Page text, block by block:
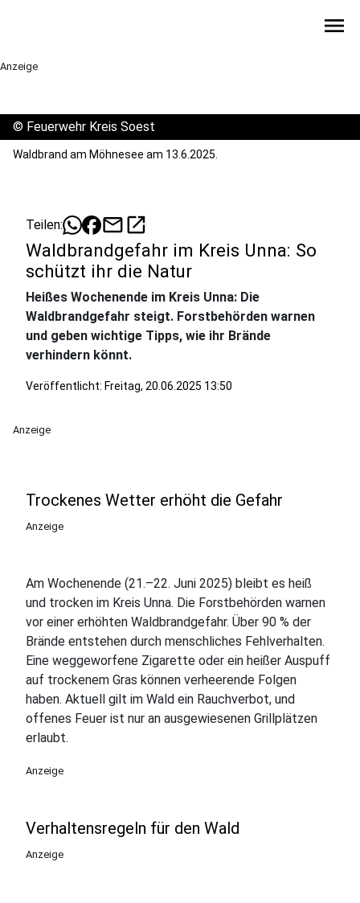
menu
Anzeige
© Feuerwehr Kreis Soest
Waldbrand am Möhnesee am 13.6.2025.
Teilen: mailopen_in_new
Waldbrandgefahr im Kreis Unna: So
schützt ihr die Natur
Heißes Wochenende im Kreis Unna: Die
Waldbrandgefahr steigt. Forstbehörden warnen
und geben wichtige Tipps, wie ihr Brände
verhindern könnt.
Veröffentlicht: Freitag, 20.06.2025 13:50
Anzeige
Trockenes Wetter erhöht die Gefahr
Anzeige
Am Wochenende (21.–22. Juni 2025) bleibt es heiß
und trocken im Kreis Unna. Die Forstbehörden warnen
vor einer erhöhten Waldbrandgefahr. Über 90 % der
Brände entstehen durch menschliches Fehlverhalten.
Eine weggeworfene Zigarette oder ein heißer Auspuff
auf trockenem Gras können verheerende Folgen
haben. Aktuell gilt im Wald ein Rauchverbot, und
offenes Feuer ist nur an ausgewiesenen Grillplätzen
erlaubt.
Anzeige
Verhaltensregeln für den Wald
Anzeige